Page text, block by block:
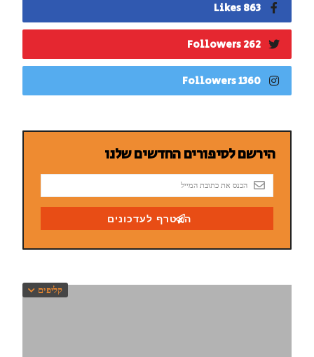
863 Likes
262 Followers
1360 Followers
קליפים